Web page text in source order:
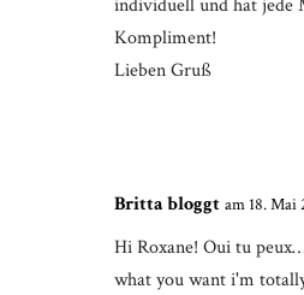
individuell und hat jede
Kompliment!
Lieben Gruß
Britta bloggt am 18. Mai
Hi Roxane! Oui tu
what you want i'm